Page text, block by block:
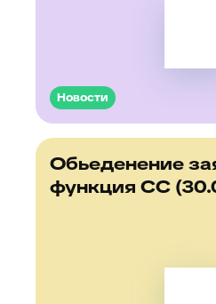
Новости
Обьеденение
функция CC